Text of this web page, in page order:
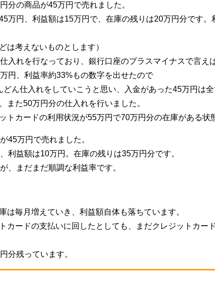
分の商品が45万円で売れました。
万円、利益額は15万円で、在庫の残りは20万円分です。
は考えないものとします）
入れを行なっており、銀行口座のプラスマイナスで言え
円、利益率約33%もの数字を出せたので
どん仕入れをしていこうと思い、入金があった45万円は
また50万円分の仕入れを行いました。
トカードの利用状況が55万円で70万円分の在庫がある状
45万円で売れました。
利益額は10万円。在庫の残りは35万円分です。
、まだまだ順調な利益率です。
は毎月増えていき、利益額自体も落ちています。
カードの支払いに回したとしても、まだクレジットカー
分残っています。